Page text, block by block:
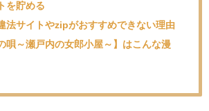
を貯める
法サイトやzipがおすすめできない理由
唄～瀬戸内の女郎小屋～】はこんな漫